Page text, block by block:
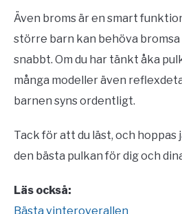
Även broms är en smart
större barn kan behöva
snabbt. Om du har tänkt åka
många modeller även
barnen syns ordentligt.
Tack för att du läst, och hoppas
den bästa pulkan för dig och
Läs också:
Bästa vinteroverallen